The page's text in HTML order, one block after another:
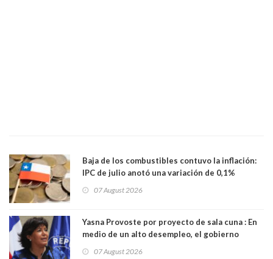
Baja de los combustibles contuvo la inflación:
IPC de julio anotó una variación de 0,1%
07 August 2026
Yasna Provoste por proyecto de sala cuna : En
medio de un alto desempleo, el gobierno
07 August 2026